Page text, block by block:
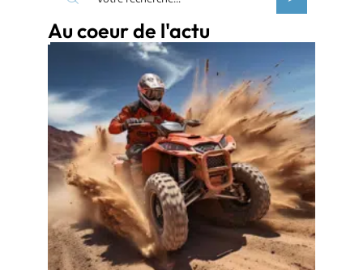
Au coeur de l'actu